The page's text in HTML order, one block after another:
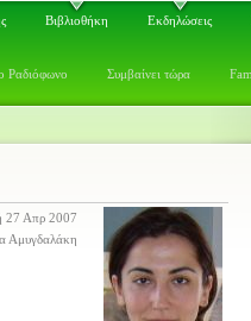
Βιβλιοθήκη Εκδηλώσεις
Ραδιόφωνο Συμβαίνει τώρα
27 Απρ 2007
Αμυγδαλάκη